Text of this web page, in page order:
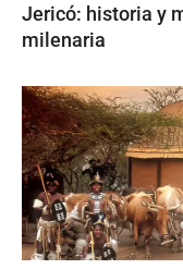
Jericó: historia y
milenaria